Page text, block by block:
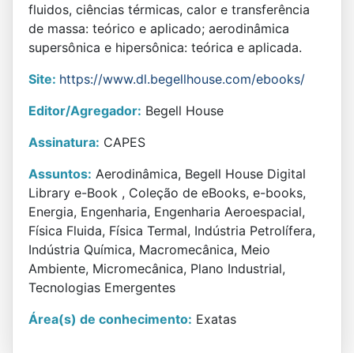
fluidos, ciências térmicas, calor e transferência
de massa: teórico e aplicado; aerodinâmica
supersônica e hipersônica: teórica e aplicada.
Site: https://www.dl.begellhouse.com/ebooks/
Editor/Agregador: Begell House
Assinatura: CAPES
Assuntos: Aerodinâmica, Begell House Digital
Library e-Book , Coleção de eBooks, e-books,
Energia, Engenharia, Engenharia Aeroespacial,
Física Fluida, Física Termal, Indústria Petrolífera,
Indústria Química, Macromecânica, Meio
Ambiente, Micromecânica, Plano Industrial,
Tecnologias Emergentes
Área(s) de conhecimento: Exatas